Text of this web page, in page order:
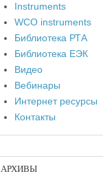
Instruments
WCO instruments
Библиотека РТА
Библиотека ЕЭК
Видео
Вебинары
Интернет ресурсы
Контакты
АРХИВЫ